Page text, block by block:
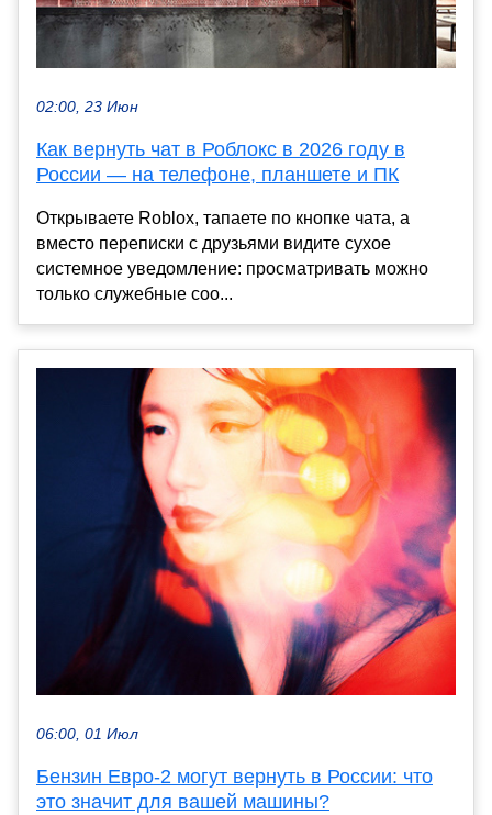
02:00, 23 Июн
Как вернуть чат в Роблокс в 2026 году в
России — на телефоне, планшете и ПК
Открываете Roblox, тапаете по кнопке чата, а
вместо переписки с друзьями видите сухое
системное уведомление: просматривать можно
только служебные соо...
06:00, 01 Июл
Бензин Евро-2 могут вернуть в России: что
это значит для вашей машины?